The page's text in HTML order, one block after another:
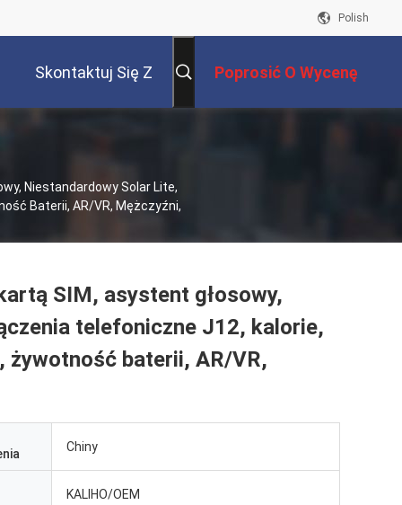
Polish
Skontaktuj Się Z Poprosić O Wycenę
Niestandardowy Solar Lite,
Baterii, AR/VR, Mężczyźni,
SIM, asystent głosowy,
telefoniczne J12, kalorie,
baterii, AR/VR,
Chiny
KALIHO/OEM